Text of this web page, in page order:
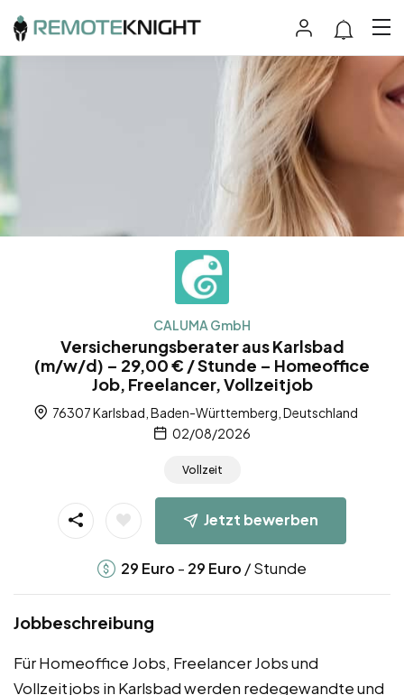
CALUMA GmbH
Versicherungsberater aus Karlsbad
(m/w/d) – 29,00 € / Stunde – Homeoffice
Job, Freelancer, Vollzeitjob
76307 Karlsbad, Baden-Württemberg, Deutschland
02/08/2026
Vollzeit
Jetzt bewerben
29 Euro - 29 Euro / Stunde
Jobbeschreibung
Für Homeoffice Jobs, Freelancer Jobs und
Vollzeitjobs in Karlsbad werden redegewandte und